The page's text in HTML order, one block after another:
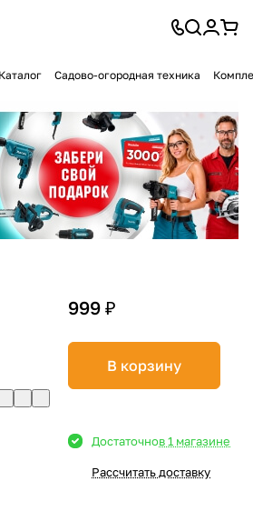
Каталог Садово-огородная техника
999 ₽
В корзину
Достаточнов 1 магазине
Рассчитать доставку